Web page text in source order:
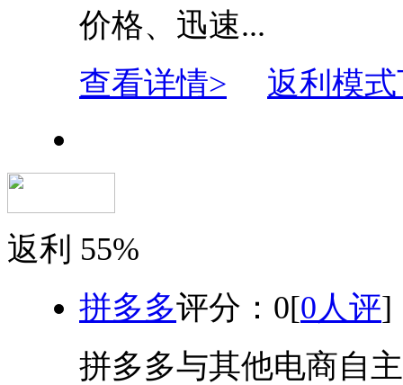
价格、迅速...
查看详情>
返利模
返利 55%
拼多多评分： 0[0人评]
拼多多与其他电商自